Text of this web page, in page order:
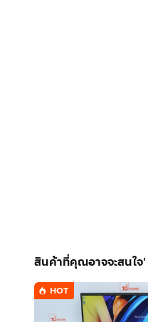
สินค้าที่คุณอาจจะสนใจ'
HOT